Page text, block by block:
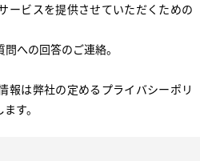
ービスを提供させていただくための
への回答のご連絡。
報は弊社の定めるプライバシーポリ
す。